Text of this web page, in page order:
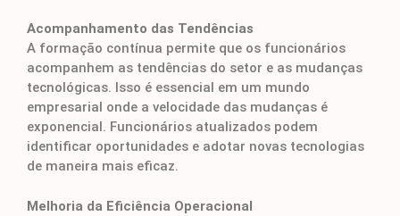
Acompanhamento das Tendências
A formação contínua permite que os funcionários
acompanhem as tendências do setor e as mudanças
tecnológicas. Isso é essencial em um mundo
empresarial onde a velocidade das mudanças é
exponencial. Funcionários atualizados podem
identificar oportunidades e adotar novas tecnologias
de maneira mais eficaz.
Melhoria da Eficiência Operacional